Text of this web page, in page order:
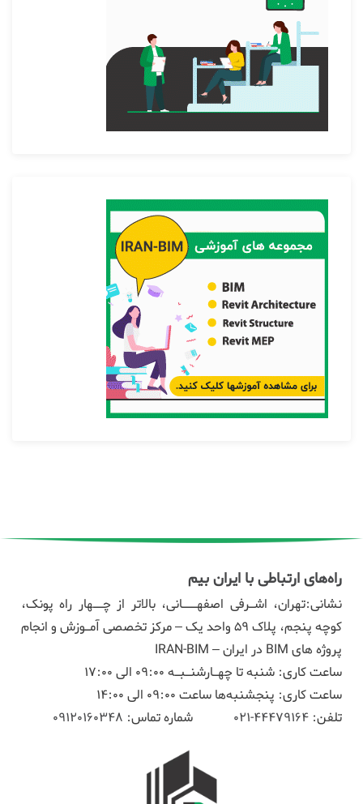
راه‌های ارتباطی با ایران بیم
نشانی:تهران، اشـرفی اصفهـــانی، بالاتر از چــهار راه پونک،
کوچه پنجم، پلاک ۵۹ واحد یک – مرکز تخصصی آمـوزش و انجام
پروژه های BIM در ایران – IRAN-BIM
ساعت کاری: شنبه تا چهـارشنـبـه 09:00 الی 17:00
ساعت کاری: پنجشنبه‌ها ساعت 09:00 الی 14:00
تلفن: 44479164-021 شماره تماس: 09120160348